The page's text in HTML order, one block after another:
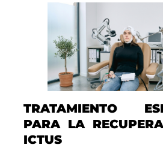
TRATAMIENTO
PARA LA
ICTUS